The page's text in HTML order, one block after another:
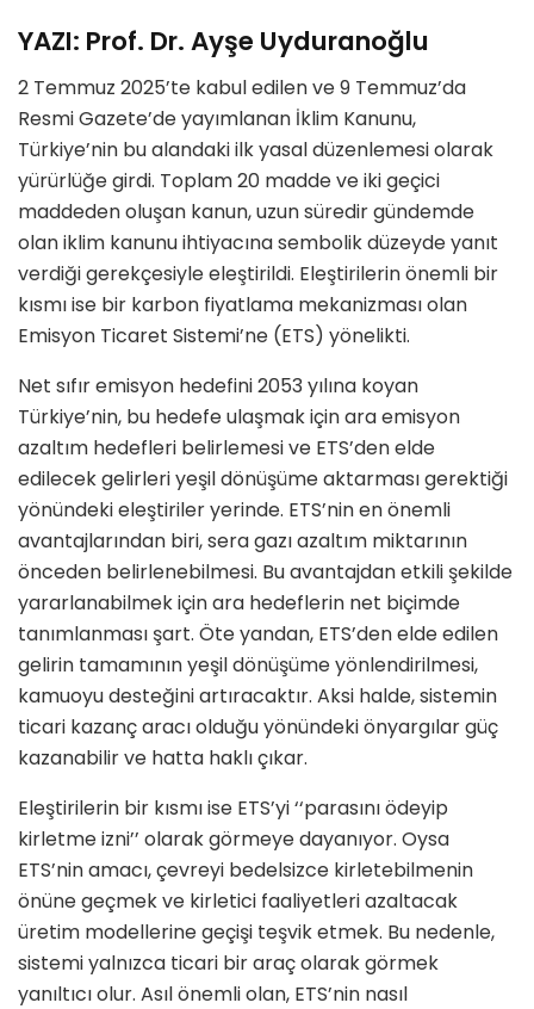
YAZI: Prof. Dr. Ayşe Uyduranoğlu
2 Temmuz 2025’te kabul edilen ve 9 Temmuz’da
Resmi Gazete’de yayımlanan İklim Kanunu,
Türkiye’nin bu alandaki ilk yasal düzenlemesi olarak
yürürlüğe girdi. Toplam 20 madde ve iki geçici
maddeden oluşan kanun, uzun süredir gündemde
olan iklim kanunu ihtiyacına sembolik düzeyde yanıt
verdiği gerekçesiyle eleştirildi. Eleştirilerin önemli bir
kısmı ise bir karbon fiyatlama mekanizması olan
Emisyon Ticaret Sistemi’ne (ETS) yönelikti.
Net sıfır emisyon hedefini 2053 yılına koyan
Türkiye’nin, bu hedefe ulaşmak için ara emisyon
azaltım hedefleri belirlemesi ve ETS’den elde
edilecek gelirleri yeşil dönüşüme aktarması gerektiği
yönündeki eleştiriler yerinde. ETS’nin en önemli
avantajlarından biri, sera gazı azaltım miktarının
önceden belirlenebilmesi. Bu avantajdan etkili şekilde
yararlanabilmek için ara hedeflerin net biçimde
tanımlanması şart. Öte yandan, ETS’den elde edilen
gelirin tamamının yeşil dönüşüme yönlendirilmesi,
kamuoyu desteğini artıracaktır. Aksi halde, sistemin
ticari kazanç aracı olduğu yönündeki önyargılar güç
kazanabilir ve hatta haklı çıkar.
Eleştirilerin bir kısmı ise ETS’yi ‘‘parasını ödeyip
kirletme izni’’ olarak görmeye dayanıyor. Oysa
ETS’nin amacı, çevreyi bedelsizce kirletebilmenin
önüne geçmek ve kirletici faaliyetleri azaltacak
üretim modellerine geçişi teşvik etmek. Bu nedenle,
sistemi yalnızca ticari bir araç olarak görmek
yanıltıcı olur. Asıl önemli olan, ETS’nin nasıl